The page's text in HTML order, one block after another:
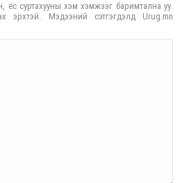
ёс суртахууны хэм хэмжээг баримтална уу.
эрхтэй. Мэдээний сэтгэгдэлд Urug.mn